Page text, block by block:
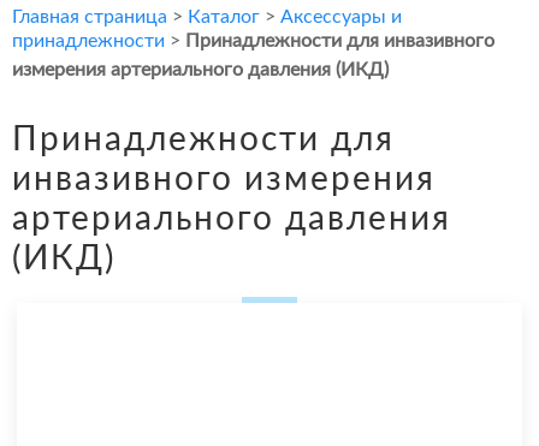
Главная страница > Каталог > Аксессуары и
принадлежности > Принадлежности для инвазивного
измерения артериального давления (ИКД)
Принадлежности для
инвазивного измерения
артериального давления
(ИКД)